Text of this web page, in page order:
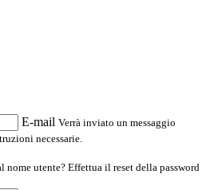
E-mail Verrà inviato un messaggio
necessarie.
nome utente? Effettua il reset della password